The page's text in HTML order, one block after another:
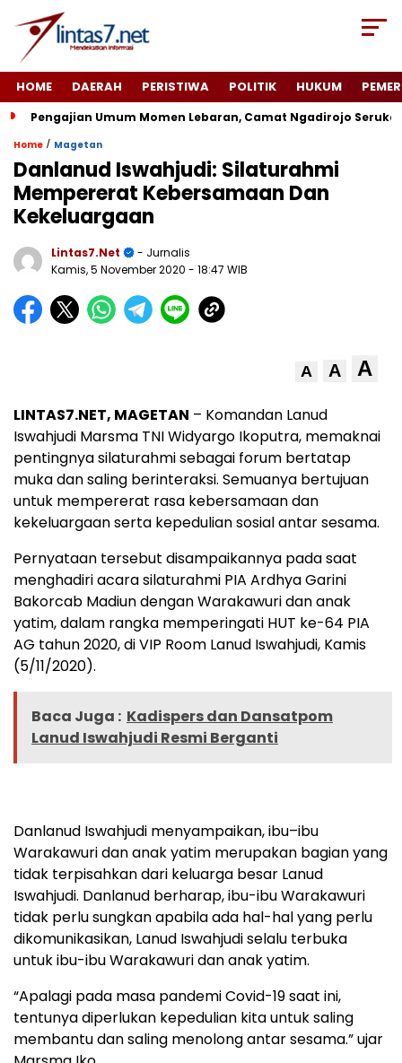
HOME DAERAH PERISTIWA POLITIK HUKUM
Pengajian Umum Momen Lebaran, Camat Ngadirojo
Home / Magetan
Danlanud Iswahjudi: Silaturahmi
Mempererat Kebersamaan Dan
Kekeluargaan
Lintas7.net
- Jurnalis
Kamis, 5 November 2020 - 18:47 WIB
A A A
LINTAS7.NET, MAGETAN – Komandan Lanud
Iswahjudi Marsma TNI Widyargo Ikoputra, memaknai
pentingnya silaturahmi sebagai forum bertatap
muka dan saling berinteraksi. Semuanya bertujuan
untuk mempererat rasa kebersamaan dan
kekeluargaan serta kepedulian sosial antar sesama.
Pernyataan tersebut disampaikannya pada saat
menghadiri acara silaturahmi PIA Ardhya Garini
Bakorcab Madiun dengan Warakawuri dan anak
yatim, dalam rangka memperingati HUT ke-64 PIA
AG tahun 2020, di VIP Room Lanud Iswahjudi, Kamis
(5/11/2020).
Baca Juga : Kadispers dan Dansatpom
Lanud Iswahjudi Resmi Berganti
Danlanud Iswahjudi menyampaikan, ibu–ibu
Warakawuri dan anak yatim merupakan bagian yang
tidak terpisahkan dari keluarga besar Lanud
Iswahjudi. Danlanud berharap, ibu-ibu Warakawuri
tidak perlu sungkan apabila ada hal-hal yang perlu
dikomunikasikan, Lanud Iswahjudi selalu terbuka
untuk ibu-ibu Warakawuri dan anak yatim.
“Apalagi pada masa pandemi Covid-19 saat ini,
tentunya diperlukan kepedulian kita untuk saling
membantu dan saling menolong antar sesama.” ujar